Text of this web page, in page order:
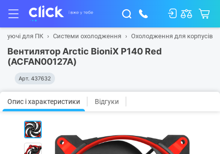
для ПК Системи охолодження Охолодження для корпусів
Вентилятор Arctic BioniX P140 Red
(ACFAN00127A)
Арт. 437632
Опис і характеристики Відгуки